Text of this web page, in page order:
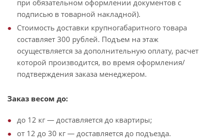
при обязательном оформлении документов с
подписью в товарной накладной).
Стоимость доставки крупногабаритного товара
составляет 300 рублей. Подъем на этаж
осуществляется за дополнительную оплату, расчет
которой производится, во время оформления/
подтверждения заказа менеджером.
Заказ весом до:
до 12 кг — доставляется до квартиры;
от 12 до 30 кг — доставляется до подъезда.